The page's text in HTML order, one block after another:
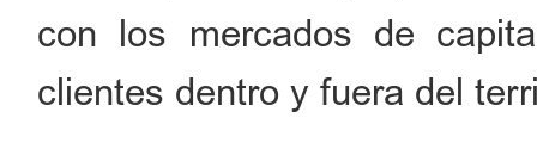
con los mercados de
clientes dentro y fuera del